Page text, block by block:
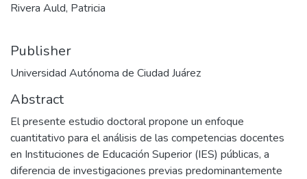
Rivera Auld, Patricia
Publisher
Universidad Autónoma de Ciudad Juárez
Abstract
El presente estudio doctoral propone un enfoque
cuantitativo para el análisis de las competencias docentes
en Instituciones de Educación Superior (IES) públicas, a
diferencia de investigaciones previas predominantemente